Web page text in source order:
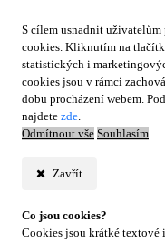
S cílem usnadnit
cookies. Kliknutím na
statistických i
cookies jsou v rámci
dobu procházení webem.
najdete zde.
Odmítnout vše Souhlasím
Zavřít
Co jsou cookies?
Cookies jsou krátké textové